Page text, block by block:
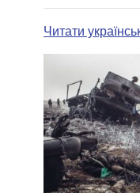
ГЛАВЫ
МЭРЫ
ВСЕ
Читати